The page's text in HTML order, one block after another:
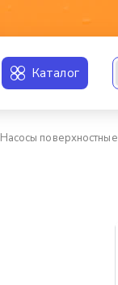
Каталог
Насосы поверхностные